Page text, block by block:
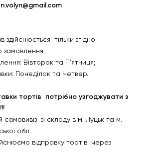
тільки згідно
замовлення:
Вівторок та П’ятниця;
Понеділок та Четвер.
тортів потрібно узгоджувати з
зі складу в м. Луцьк та м.
обл.
відправку тортів через